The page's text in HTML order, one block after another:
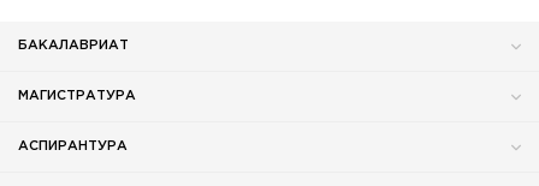
БАКАЛАВРИАТ
МАГИСТРАТУРА
АСПИРАНТУРА